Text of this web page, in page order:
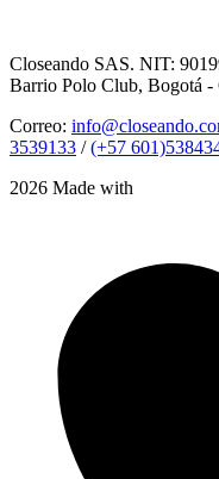
Closeando SAS. NIT:
Barrio Polo Club, Bogotá -
Correo:
3539133 /(+57
2026 Made with